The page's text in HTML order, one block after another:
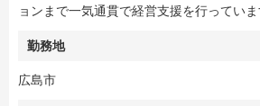
ョンまで一気通貫で経営支援を行っていま
勤務地
広島市